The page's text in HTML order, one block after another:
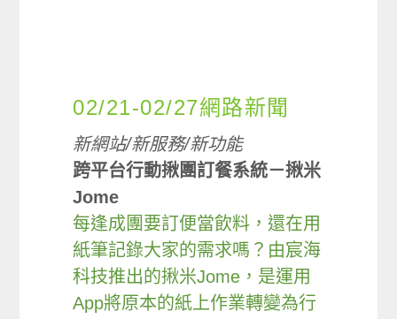
02/21-02/27網路新聞
新網站/新服務/新功能
跨平台行動揪團訂餐系統－揪米
Jome
每逢成團要訂便當飲料，還在用
紙筆記錄大家的需求嗎？由宸海
科技推出的揪米Jome，是運用
App將原本的紙上作業轉變為行